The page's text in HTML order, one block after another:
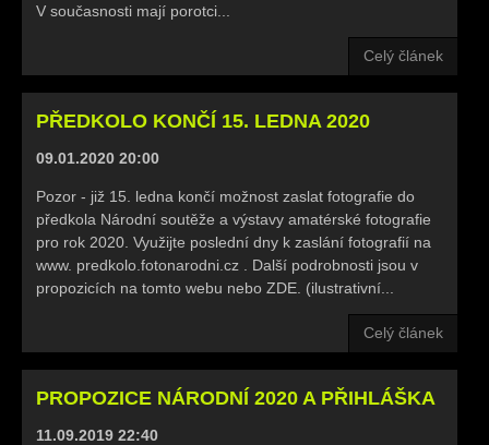
V současnosti mají porotci...
Celý článek
PŘEDKOLO KONČÍ 15. LEDNA 2020
09.01.2020 20:00
Pozor - již 15. ledna končí možnost zaslat fotografie do
předkola Národní soutěže a výstavy amatérské fotografie
pro rok 2020. Využijte poslední dny k zaslání fotografií na
www. predkolo.fotonarodni.cz . Další podrobnosti jsou v
propozicích na tomto webu nebo ZDE. (ilustrativní...
Celý článek
PROPOZICE NÁRODNÍ 2020 A PŘIHLÁŠKA
11.09.2019 22:40